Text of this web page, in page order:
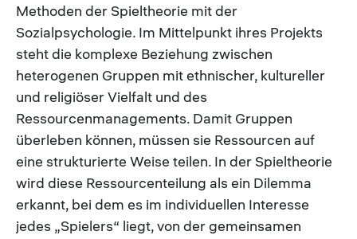
Methoden der Spieltheorie mit der
Sozialpsychologie. Im Mittelpunkt ihres Projekts
steht die komplexe Beziehung zwischen
heterogenen Gruppen mit ethnischer, kultureller
und religiöser Vielfalt und des
Ressourcenmanagements. Damit Gruppen
überleben können, müssen sie Ressourcen auf
eine strukturierte Weise teilen. In der Spieltheorie
wird diese Ressourcenteilung als ein Dilemma
erkannt, bei dem es im individuellen Interesse
jedes „Spielers“ liegt, von der gemeinsamen